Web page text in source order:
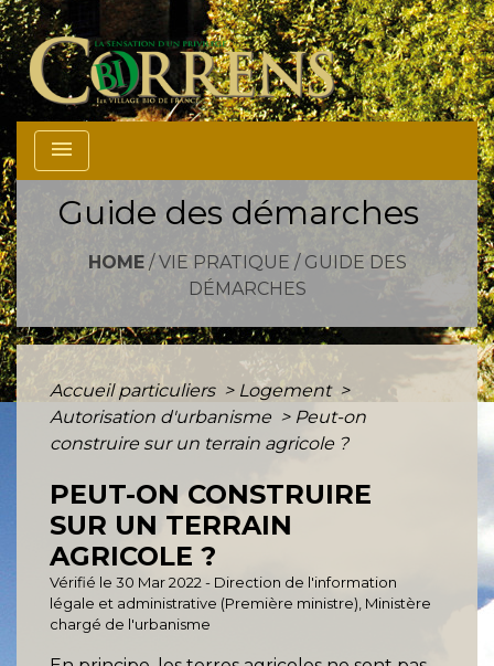
menu
Guide des démarches
HOME/ VIE PRATIQUE / GUIDE DES
DÉMARCHES
Accueil particuliers > Logement >
Autorisation d'urbanisme > Peut-on
construire sur un terrain agricole ?
PEUT-ON CONSTRUIRE
SUR UN TERRAIN
AGRICOLE ?
Vérifié le 30 Mar 2022 - Direction de l'information
légale et administrative (Première ministre), Ministère
chargé de l'urbanisme